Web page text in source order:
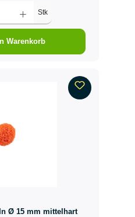
Stk
Warenkorb
Ø 15 mm mittelhart